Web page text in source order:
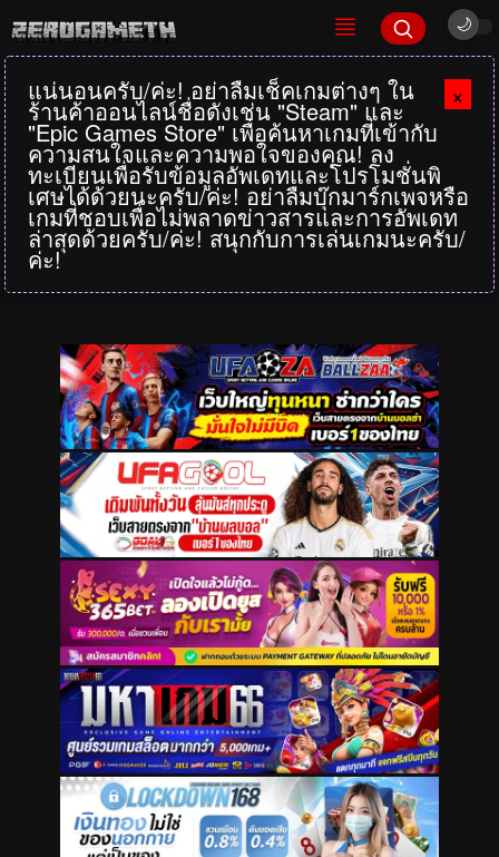
×
แน่นอนครับ/ค่ะ! อย่าลืมเช็คเกมต่างๆ ใน
ร้านค้าออนไลน์ชื่อดังเช่น "Steam" และ
"Epic Games Store" เพื่อค้นหาเกมที่เข้ากับ
ความสนใจและความพอใจของคุณ! ลง
ทะเบียนเพื่อรับข้อมูลอัพเดทและโปรโมชั่นพิ
เศษได้ด้วยนะครับ/ค่ะ! อย่าลืมบุ๊กมาร์กเพจหรือ
เกมที่ชอบเพื่อไม่พลาดข่าวสารและการอัพเดท
ล่าสุดด้วยครับ/ค่ะ! สนุกกับการเล่นเกมนะครับ/
ค่ะ!